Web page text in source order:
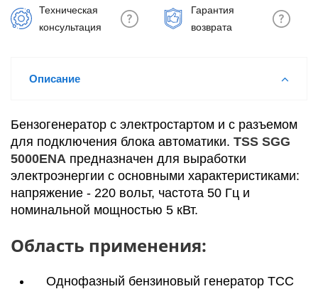
Техническая
консультация
Гарантия
возврата
Описание
Бензогенератор с электростартом и с разъемом
для подключения блока автоматики. TSS SGG
5000ENA предназначен для выработки
электроэнергии с основными характеристиками:
напряжение - 220 вольт, частота 50 Гц и
номинальной мощностью 5 кВт.
Область применения:
Однофазный бензиновый генератор ТСС